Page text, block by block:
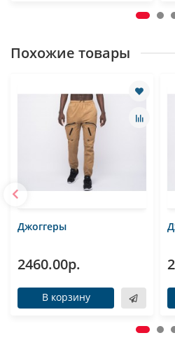
Похожие товары
Джоггеры
2460.00р.
В корзину